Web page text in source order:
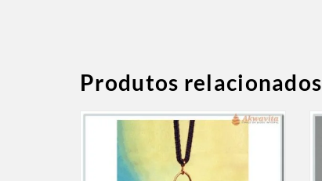
Produtos relacionados